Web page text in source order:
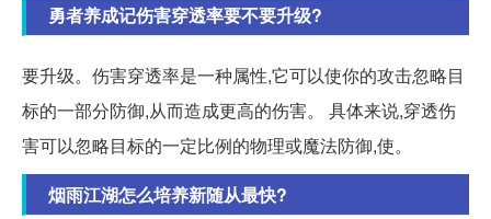
勇者养成记伤害穿透率要不要升级?
要升级。伤害穿透率是一种属性,它可以使你的攻击忽略目
标的一部分防御,从而造成更高的伤害。 具体来说,穿透伤
害可以忽略目标的一定比例的物理或魔法防御,使。
烟雨江湖怎么培养新随从最快?